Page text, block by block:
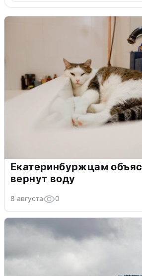
Екатеринбуржцам
вернут воду
8 августа 0